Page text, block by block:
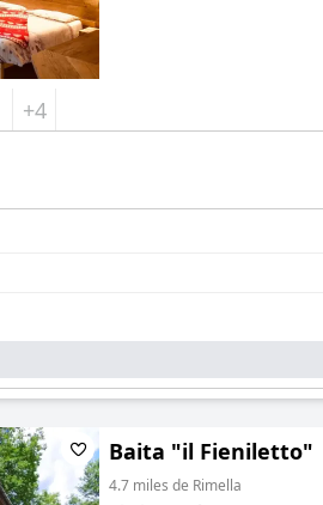
+4
Baita "il Fieniletto"
4.7 miles de Rimella